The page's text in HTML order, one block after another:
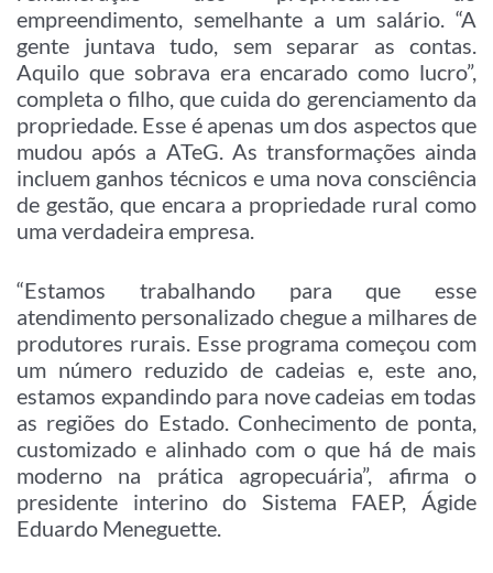
empreendimento, semelhante a um salário. “A
gente juntava tudo, sem separar as contas.
Aquilo que sobrava era encarado como lucro”,
completa o filho, que cuida do gerenciamento da
propriedade. Esse é apenas um dos aspectos que
mudou após a ATeG. As transformações ainda
incluem ganhos técnicos e uma nova consciência
de gestão, que encara a propriedade rural como
uma verdadeira empresa.
“Estamos trabalhando para que esse
atendimento personalizado chegue a milhares de
produtores rurais. Esse programa começou com
um número reduzido de cadeias e, este ano,
estamos expandindo para nove cadeias em todas
as regiões do Estado. Conhecimento de ponta,
customizado e alinhado com o que há de mais
moderno na prática agropecuária”, afirma o
presidente interino do Sistema FAEP, Ágide
Eduardo Meneguette.